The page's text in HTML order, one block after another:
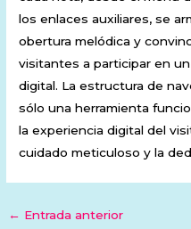
los enlaces auxiliares, se
obertura melódica y
visitantes a participar en
digital. La estructura de
sólo una herramienta
la experiencia digital del
cuidado meticuloso y la
← Entrada anterior